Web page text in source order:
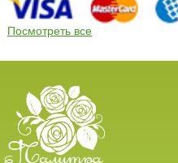
Посмотреть все